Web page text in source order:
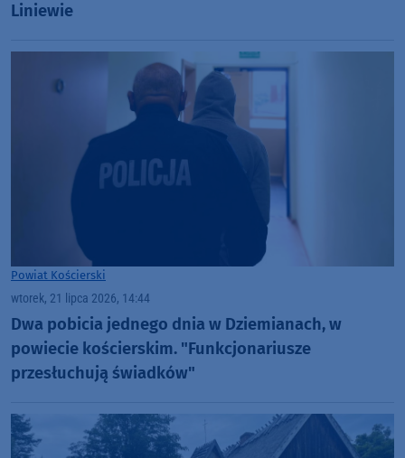
Liniewie
Powiat Kościerski
wtorek, 21 lipca 2026, 14:44
Dwa pobicia jednego dnia w Dziemianach, w
powiecie kościerskim. "Funkcjonariusze
przesłuchują świadków"